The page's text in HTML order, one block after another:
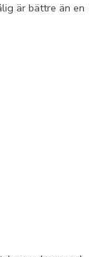
är bättre än en